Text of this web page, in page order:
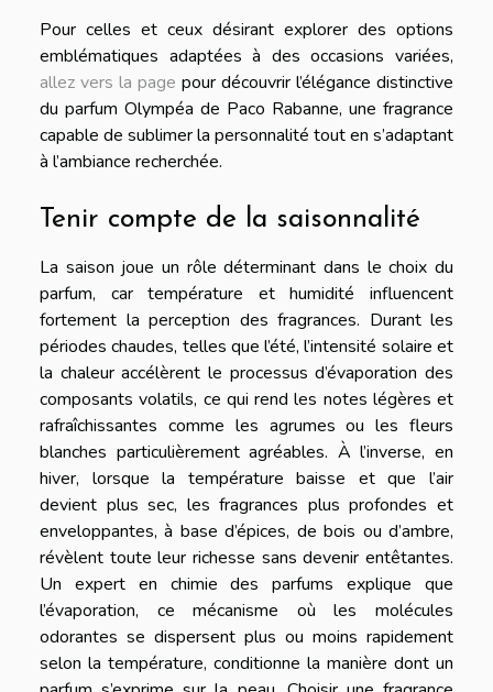
Pour celles et ceux désirant explorer des options
emblématiques adaptées à des occasions variées,
allez vers la page pour découvrir l’élégance distinctive
du parfum Olympéa de Paco Rabanne, une fragrance
capable de sublimer la personnalité tout en s’adaptant
à l’ambiance recherchée.
Tenir compte de la saisonnalité
La saison joue un rôle déterminant dans le choix du
parfum, car température et humidité influencent
fortement la perception des fragrances. Durant les
périodes chaudes, telles que l’été, l’intensité solaire et
la chaleur accélèrent le processus d’évaporation des
composants volatils, ce qui rend les notes légères et
rafraîchissantes comme les agrumes ou les fleurs
blanches particulièrement agréables. À l’inverse, en
hiver, lorsque la température baisse et que l’air
devient plus sec, les fragrances plus profondes et
enveloppantes, à base d’épices, de bois ou d’ambre,
révèlent toute leur richesse sans devenir entêtantes.
Un expert en chimie des parfums explique que
l’évaporation, ce mécanisme où les molécules
odorantes se dispersent plus ou moins rapidement
selon la température, conditionne la manière dont un